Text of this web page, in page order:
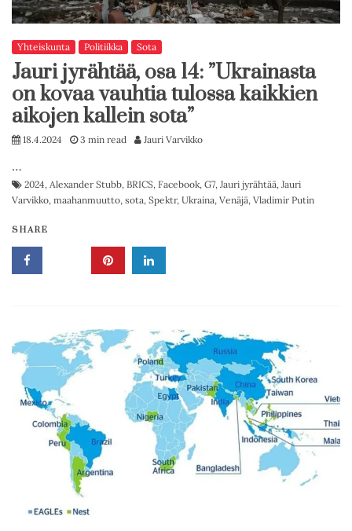
Yhteiskunta Politiikka Sota
Jauri jyrähtää, osa 14: ”Ukrainasta
on kovaa vauhtia tulossa kaikkien
aikojen kallein sota”
18.4.2024 3 min read Jauri Varvikko
…
2024, Alexander Stubb, BRICS, Facebook, G7, Jauri jyrähtää, Jauri
Varvikko, maahanmuutto, sota, Spektr, Ukraina, Venäjä, Vladimir Putin
SHARE